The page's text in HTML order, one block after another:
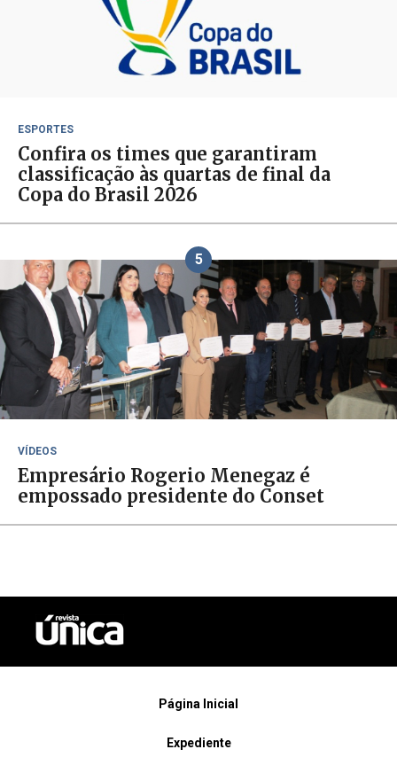
ESPORTES
Confira os times que garantiram
classificação às quartas de final da
Copa do Brasil 2026
5
VÍDEOS
Empresário Rogerio Menegaz é
empossado presidente do Conset
Página Inicial
Expediente